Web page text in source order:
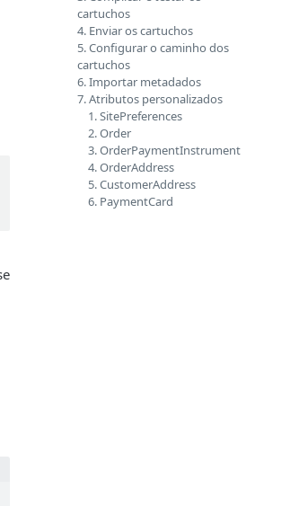
cartuchos
4. Enviar os cartuchos
5. Configurar o caminho dos
cartuchos
6. Importar metadados
7. Atributos personalizados
1. SitePreferences
2. Order
3. OrderPaymentInstrument
4. OrderAddress
5. CustomerAddress
6. PaymentCard